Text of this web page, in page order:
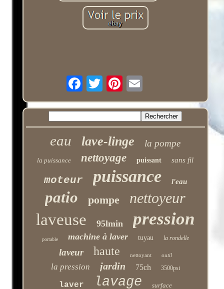
eau lave-linge la pompe
la puissance nettoyage puissant sans fil
moteur puissance l'eau
patio pompe nettoyeur
laveuse 95lmin pression
portable machine à laver tuyau la rondelle
laveur haute nettoyant outil
la pression jardin 75ch 3500psi
laver lavage surface